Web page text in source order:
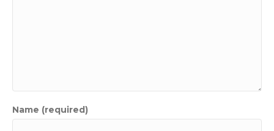
Name (required)